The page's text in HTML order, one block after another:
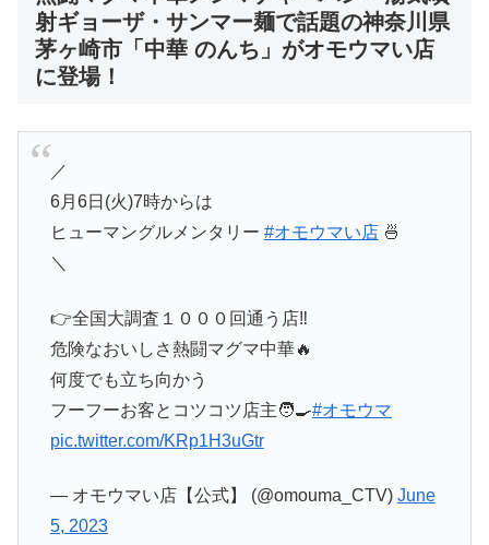
射ギョーザ・サンマー麺で話題の神奈川県
茅ヶ崎市「中華 のんち」 がオモウマい店
に登場！
／
6月6日(火)7時からは
ヒューマングルメンタリー #オモウマい店🍜
＼
👉全国大調査１０００回通う店‼
危険なおいしさ熱闘マグマ中華🔥
何度でも立ち向かう
フーフーお客とコツコツ店主🧑‍🍳#オモウマ
pic.twitter.com/KRp1H3uGtr
— オモウマい店【公式】 (@omouma_CTV) June
5, 2023